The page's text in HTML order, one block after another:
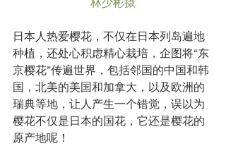
林少彬摄
日本人热爱樱花，不仅在日本列岛遍地
种植，还处心积虑精心栽培，企图将“东
京樱花”传遍世界，包括邻国的中国和韩
国，北美的美国和加拿大，以及欧洲的
瑞典等地，让人产生一个错觉，误以为
樱花不仅是日本的国花，它还是樱花的
原产地呢！